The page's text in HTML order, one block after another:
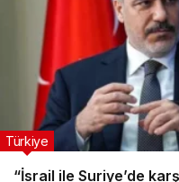
“İsrail ile Suriye’de
Türkiye